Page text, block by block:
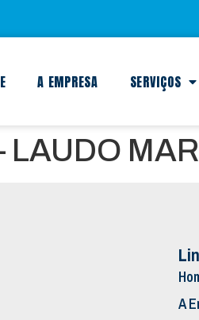
A EMPRESA SERVIÇOS
LAUDO
A